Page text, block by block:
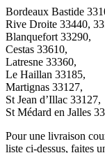
Bordeaux Bastide
Rive Droite 33440,
Blanquefort 33290,
Cestas 33610,
Latresne 33360,
Le Haillan 33185,
Martignas 33127,
St Jean d’Illac 33127,
St Médard en Jalles
Pour une livraison
liste ci-dessus, faites